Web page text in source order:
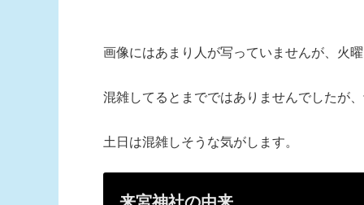
画像にはあまり人が写っていませんが、火
混雑してるとまでではありませんでしたが
土日は混雑しそうな気がします。
来宮神社の由来